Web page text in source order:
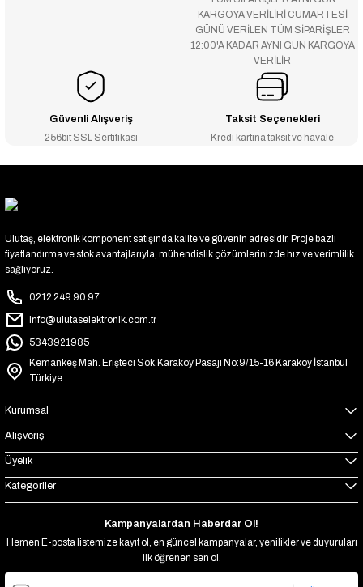
KARGOYA VERİLİRİ CUMARTESİ
GÜNÜ VERİLEN TÜM SİPARİŞLER
12:00'A KADAR AYNI GÜN KARGOYA
VERİLİR
Güvenli Alışveriş
256bit SSL Sertifikası
Taksit Seçenekleri
Kredi kartına taksit ve havale
Ulutaş, elektronik komponent satışında kalite ve güvenin adresidir. Proje bazlı
fiyatlandırma ve stok avantajlarıyla, mühendislik çözümlerinizde hız ve verimlilik
sağlıyoruz.
0212 249 90 97
info@ulutaselektronik.com.tr
5343921985
Kemankeş Mah. Erişteci Sok.Karaköy Pasajı No:9/15-16 Karaköy İstanbul
Türkiye
Kurumsal
Alışveriş
Üyelik
Kategoriler
Kampanyalardan Haberdar Ol!
Hemen E-posta listemize kayıt ol, en güncel kampanyalar, yenilikler ve duyuruları
ilk öğrenen sen ol.